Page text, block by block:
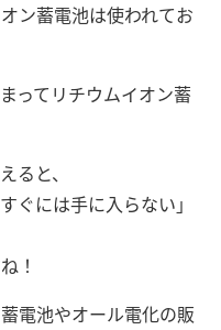
ン蓄電池は使われてお
ってリチウムイオン蓄
ると、
ぐには手に入らない」
！
電池やオール電化の販